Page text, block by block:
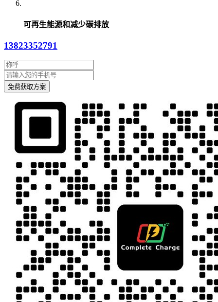
可再生能源和减少碳排放
13823352791
免费获取方案